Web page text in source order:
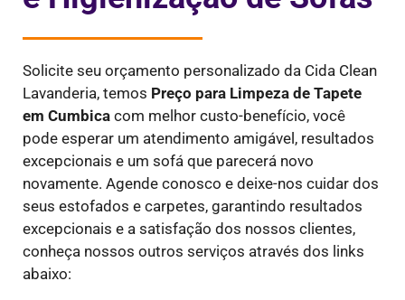
Solicite seu orçamento personalizado da Cida Clean
Lavanderia, temos Preço para Limpeza de Tapete
em Cumbica com melhor custo-benefício, você
pode esperar um atendimento amigável, resultados
excepcionais e um sofá que parecerá novo
novamente. Agende conosco e deixe-nos cuidar dos
seus estofados e carpetes, garantindo resultados
excepcionais e a satisfação dos nossos clientes,
conheça nossos outros serviços através dos links
abaixo: